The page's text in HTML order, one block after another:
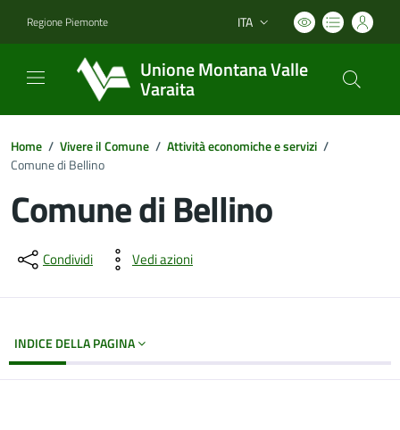
Regione Piemonte Lingua attiva:
ITA
Unione Montana Valle
Varaita
Home / Vivere il Comune / Attività economiche e servizi /
Comune di Bellino
Comune di Bellino
Dettagli del documento
Condividi Vedi azioni
INDICE DELLA PAGINA